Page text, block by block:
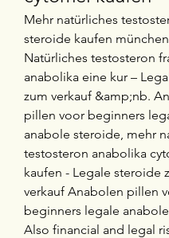
Mehr natürliches
steroide kaufen münchen,
Natürliches testosteron
anabolika eine kur –
zum verkauf &amp;nb.
pillen voor beginners
anabole steroide, mehr
testosteron anabolika
kaufen - Legale steroide
verkauf Anabolen pillen
beginners legale
Also financial and legal